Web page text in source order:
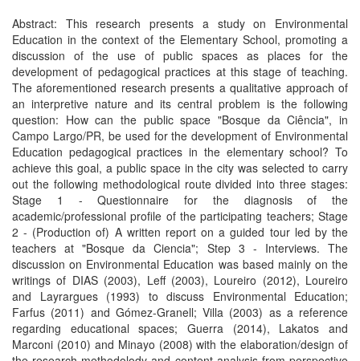
Abstract: This research presents a study on Environmental
Education in the context of the Elementary School, promoting a
discussion of the use of public spaces as places for the
development of pedagogical practices at this stage of teaching.
The aforementioned research presents a qualitative approach of
an interpretive nature and its central problem is the following
question: How can the public space "Bosque da Ciência", in
Campo Largo/PR, be used for the development of Environmental
Education pedagogical practices in the elementary school? To
achieve this goal, a public space in the city was selected to carry
out the following methodological route divided into three stages:
Stage 1 - Questionnaire for the diagnosis of the
academic/professional profile of the participating teachers; Stage
2 - (Production of) A written report on a guided tour led by the
teachers at "Bosque da Ciencia"; Step 3 - Interviews. The
discussion on Environmental Education was based mainly on the
writings of DIAS (2003), Leff (2003), Loureiro (2012), Loureiro
and Layrargues (1993) to discuss Environmental Education;
Farfus (2011) and Gómez-Granell; Villa (2003) as a reference
regarding educational spaces; Guerra (2014), Lakatos and
Marconi (2010) and Minayo (2008) with the elaboration/design of